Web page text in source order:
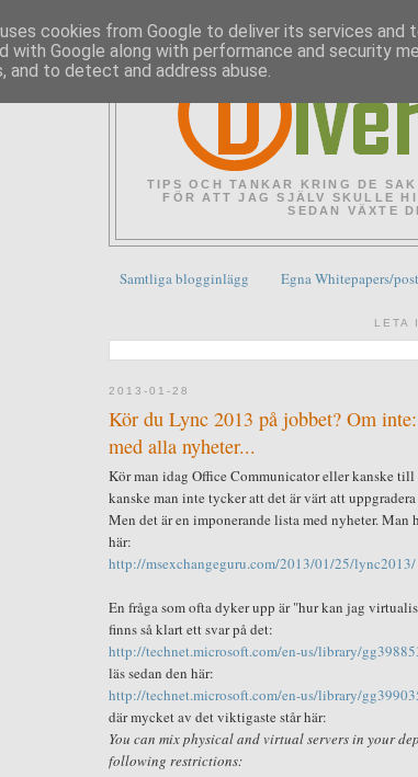
TIPS OCH TANKAR KRING DE
FÖR ATT JAG SJÄLV SKULLE
SEDAN VÄXTE
Samtliga blogginlägg Egna Whitepapers/
LETA
2013-01-28
Kör du Lync 2013 på jobbet? Om
med alla nyheter...
Kör man idag Office Communicator eller kanske till
kanske man inte tycker att det är värt att
Men det är en imponerande lista med nyheter.
här:
http://msexchangeguru.com/2013/01/25/lync2013/
En fråga som ofta dyker upp är "hur kan jag
finns så klart ett svar på det:
http://technet.microsoft.com/en-us/library/
läs sedan den här:
http://technet.microsoft.com/en-us/library/
där mycket av det viktigaste står här:
You can mix physical and virtual servers in your
following restrictions:
cookies from Google to deliver its services and
with Google along with performance and security
and to detect and address abuse.